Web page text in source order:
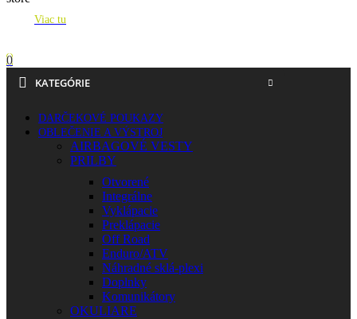
Viac tu
0
KATEGÓRIE
DARČEKOVÉ POUKAZY
OBLEČENIE A VÝSTROJ
AIRBAGOVÉ VESTY
PRILBY
Otvorené
Integrálne
Vyklápacie
Preklápacie
Off Road
Enduro/ATV
Náhradné sklá-plexi
Doplnky
Komunikátory
OKULIARE